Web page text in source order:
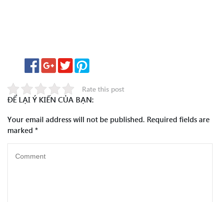
Rate this post
ĐỂ LẠI Ý KIẾN CỦA BẠN:
Your email address will not be published. Required fields are
marked *